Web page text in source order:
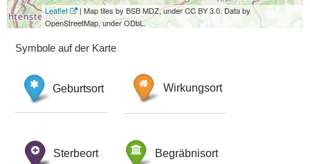
Leaflet
| Map tiles by BSB MDZ, under CC BY 3.0. Data by
OpenStreetMap, under ODbL.
Symbole auf der Karte
Geburtsort Wirkungsort
Sterbeort Begräbnisort